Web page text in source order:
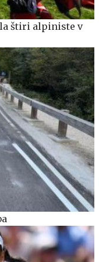
štiri alpiniste v